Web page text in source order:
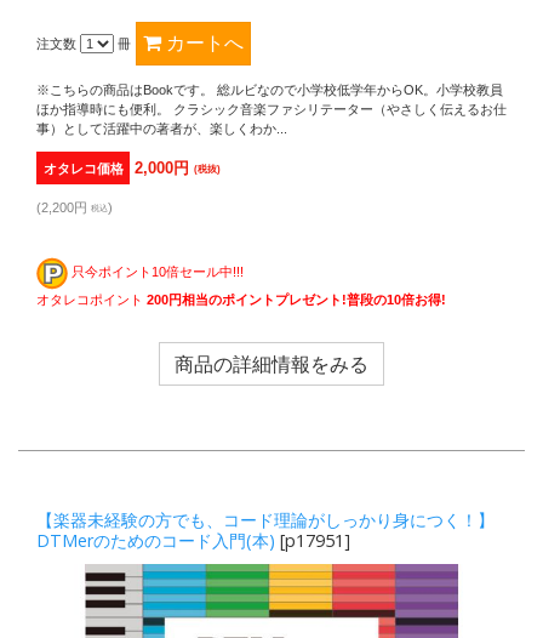
注文数 冊
※こちらの商品はBookです。 総ルビなので小学校低学年からOK。小学校教員
ほか指導時にも便利。 クラシック音楽ファシリテーター（やさしく伝えるお仕
事）として活躍中の著者が、楽しくわか...
オタレコ価格 2,000円(税抜)
(2,200円 税込)
只今ポイント10倍セール中!!!
オタレコポイント 200円相当のポイントプレゼント!普段の10倍お得!
商品の詳細情報をみる
【楽器未経験の方でも、コード理論がしっかり身につく！】
DTMerのためのコード入門(本) [p17951]